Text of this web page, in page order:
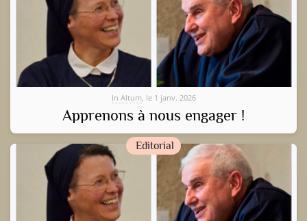
In Altum, le 1 janv. 2026
Apprenons à nous engager !
Editorial